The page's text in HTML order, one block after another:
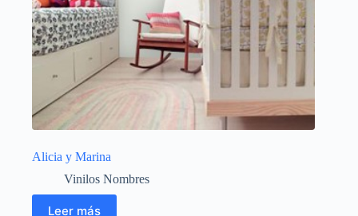
Alicia y Marina
Vinilos Nombres
Leer más